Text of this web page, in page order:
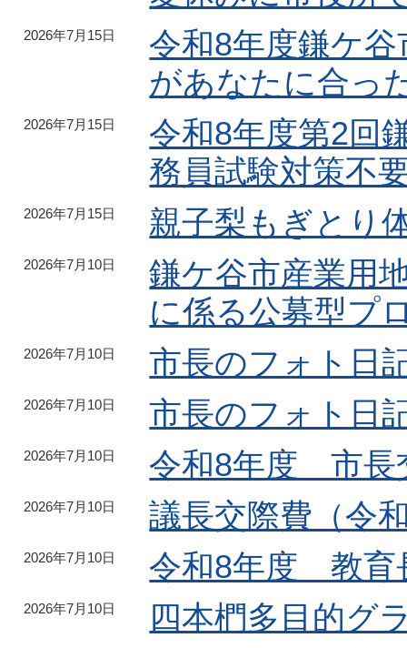
2026年7月15日
令和8年度鎌ケ
があなたに合っ
2026年7月15日
令和8年度第2回
務員試験対策不
2026年7月15日 親子梨もぎとり
2026年7月10日
鎌ケ谷市産業用
に係る公募型プ
2026年7月10日 市長のフォト日
2026年7月10日 市長のフォト日
2026年7月10日 令和8年度 市長
2026年7月10日 議長交際費（令
2026年7月10日 令和8年度 教育
2026年7月10日 四本椚多目的グ